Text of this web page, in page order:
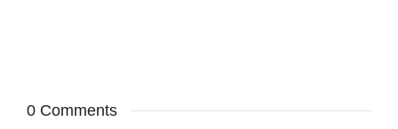
0 Comments